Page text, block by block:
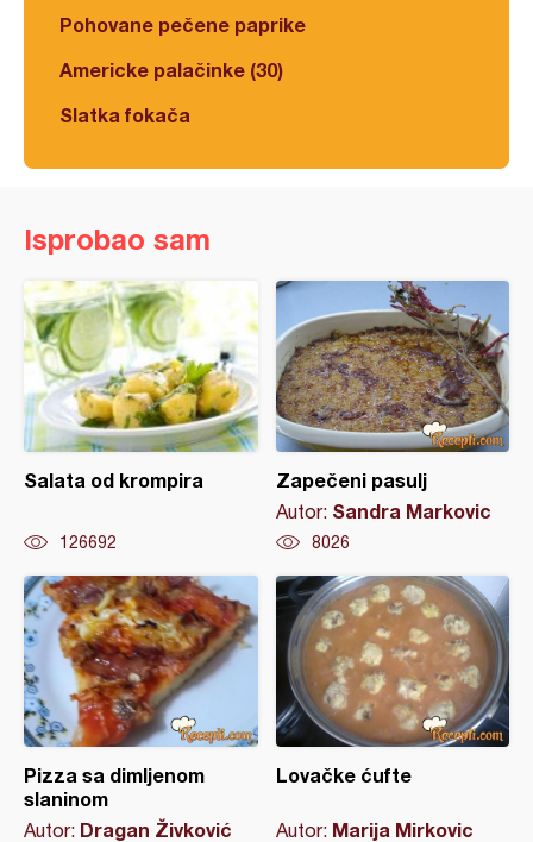
Pohovane pečene paprike
Americke palačinke (30)
Slatka fokača
Isprobao sam
Salata od krompira
126692
Zapečeni pasulj
Autor: Sandra Markovic
8026
Pizza sa dimljenom
slaninom
Autor: Dragan Živković
Lovačke ćufte
Autor: Marija Mirkovic